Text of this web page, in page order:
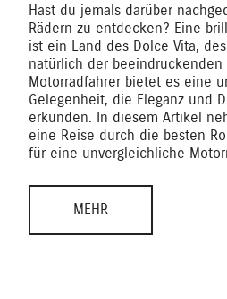
Hast du jemals darüber
Rädern zu entdecken? Eine
ist ein Land des Dolce Vita,
natürlich der beeindruckenden
Motorradfahrer bietet es eine
Gelegenheit, die Eleganz und
erkunden. In diesem Artikel
eine Reise durch die besten
für eine unvergleichliche
MEHR